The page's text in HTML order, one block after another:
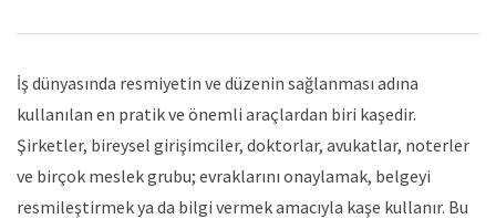
İş dünyasında resmiyetin ve düzenin sağlanması adına
kullanılan en pratik ve önemli araçlardan biri kaşedir.
Şirketler, bireysel girişimciler, doktorlar, avukatlar, noterler
ve birçok meslek grubu; evraklarını onaylamak, belgeyi
resmileştirmek ya da bilgi vermek amacıyla kaşe kullanır. Bu